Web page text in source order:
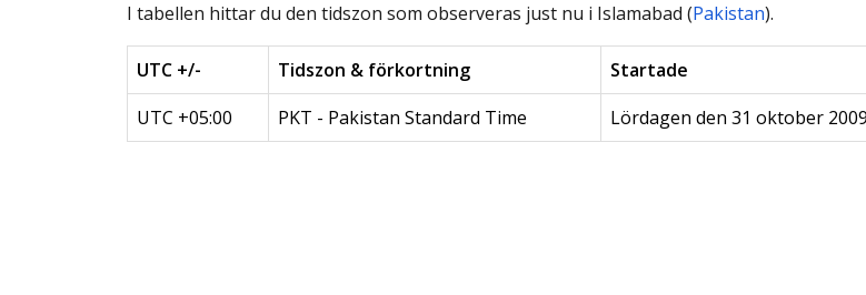
I tabellen hittar du den tidszon som observeras just nu i Islamabad (Pakistan).
UTC +/- Tidszon & förkortning
Startade
UTC +05:00
PKT - Pakistan Standard Time Lördagen den 31 oktober 2009